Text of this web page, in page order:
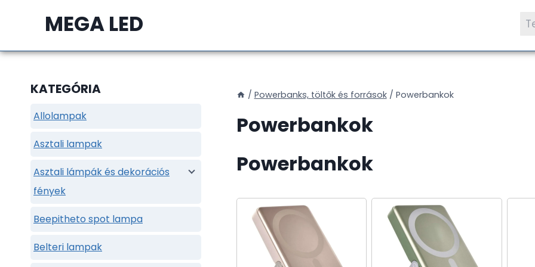
MEGA LED
/ Powerbanks, töltők és források / Powerbankok
Powerbankok
Powerbankok
KATEGÓRIA
Allolampak
Asztali lampak
Asztali lámpák és dekorációs
fények
Beepitheto spot lampa
Belteri lampak